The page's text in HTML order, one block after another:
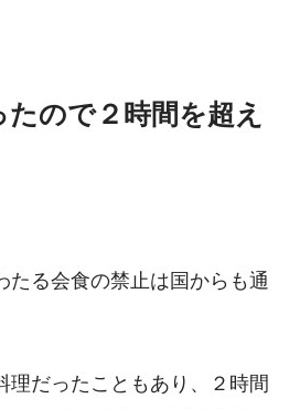
ので２時間を超え
たる会食の禁止は国からも通
理だったこともあり、２時間